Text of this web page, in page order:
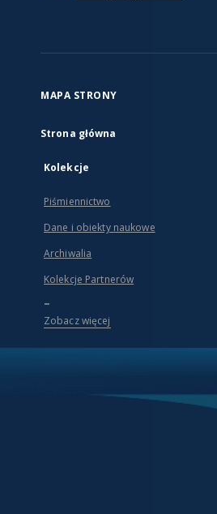
MAPA STRONY
Strona główna
Kolekcje
Piśmiennictwo
Dane i obiekty naukowe
Archiwalia
Kolekcje Partnerów
...
Zobacz więcej